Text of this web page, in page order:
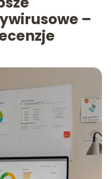
– Porównanie
i recenzje
–